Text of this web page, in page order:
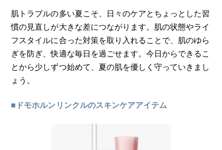
肌トラブルの多い夏こそ、日々のケアとちょっとした習
慣の見直しが大きな差につながります。肌の状態やライ
フスタイルに合った対策を取り入れることで、肌のゆら
ぎを防ぎ、快適な毎日を過ごせます。今日からできるこ
とから少しずつ始めて、夏の肌を優しく守っていきまし
ょう。
■ドモホルンリンクルのスキンケアアイテム